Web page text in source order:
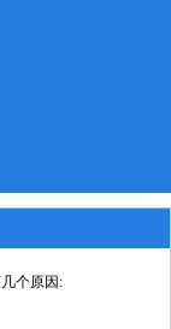
个原因: